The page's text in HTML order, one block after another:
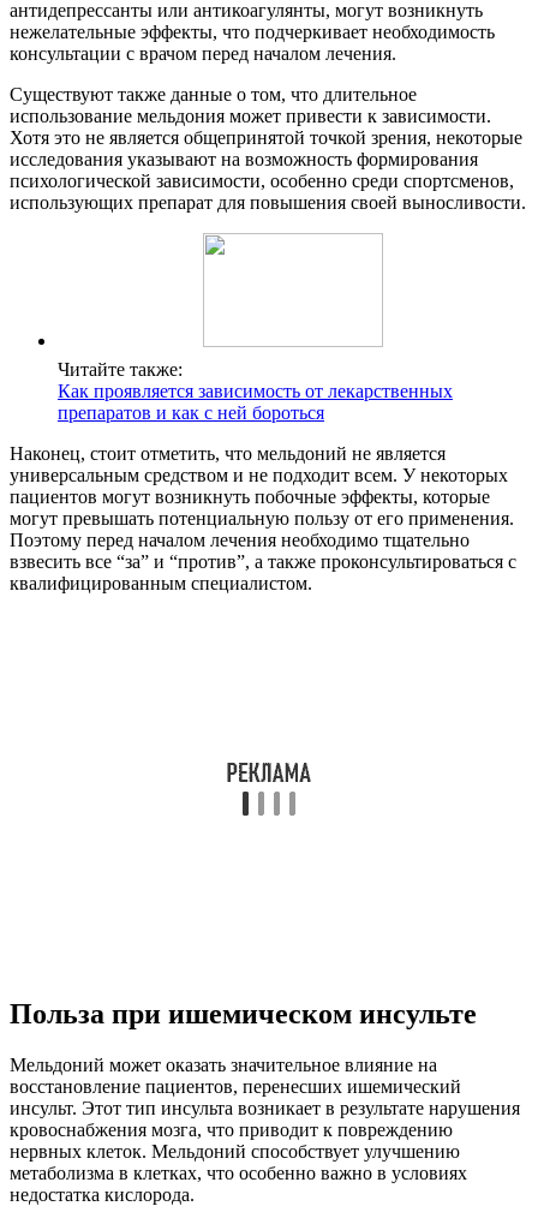
антидепрессанты или антикоагулянты, могут возникнуть
нежелательные эффекты, что подчеркивает необходимость
консультации с врачом перед началом лечения.
Существуют также данные о том, что длительное
использование мельдония может привести к зависимости.
Хотя это не является общепринятой точкой зрения, некоторые
исследования указывают на возможность формирования
психологической зависимости, особенно среди спортсменов,
использующих препарат для повышения своей выносливости.
Читайте также:
Как проявляется зависимость от лекарственных
препаратов и как с ней бороться
Наконец, стоит отметить, что мельдоний не является
универсальным средством и не подходит всем. У некоторых
пациентов могут возникнуть побочные эффекты, которые
могут превышать потенциальную пользу от его применения.
Поэтому перед началом лечения необходимо тщательно
взвесить все “за” и “против”, а также проконсультироваться с
квалифицированным специалистом.
Польза при ишемическом инсульте
Мельдоний может оказать значительное влияние на
восстановление пациентов, перенесших ишемический
инсульт. Этот тип инсульта возникает в результате нарушения
кровоснабжения мозга, что приводит к повреждению
нервных клеток. Мельдоний способствует улучшению
метаболизма в клетках, что особенно важно в условиях
недостатка кислорода.